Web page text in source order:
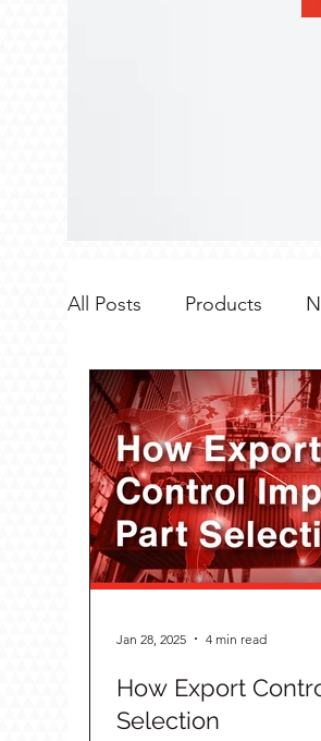
All Posts Products
How Export
Selection
Jan 28, 2025 4 min read